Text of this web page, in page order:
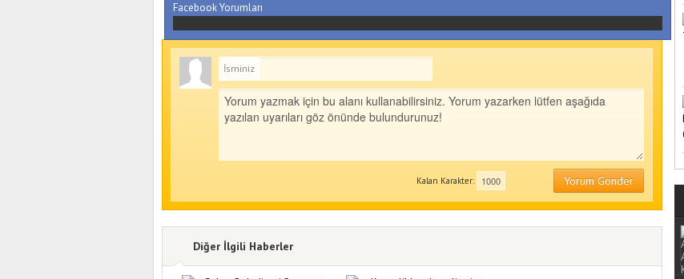
Facebook Yorumları
İsminiz
Yorum Gönder
Kalan Karakter:
Diğer İlgili Haberler